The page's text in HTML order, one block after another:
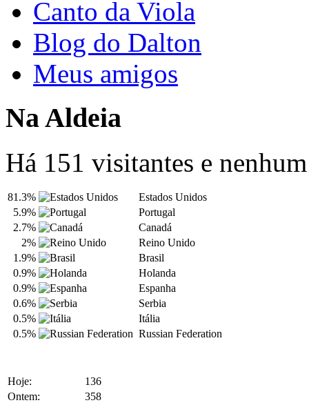
Canto da Viola
Blog do Dalton
Meus amigos
Na Aldeia
Há 151 visitantes e
81.3%
Estados Unidos
5.9%
Portugal
2.7%
Canadá
2%
Reino Unido
1.9%
Brasil
0.9%
Holanda
0.9%
Espanha
0.6%
Serbia
0.5%
Itália
0.5%
Russian Federation
Hoje:
136
Ontem:
358